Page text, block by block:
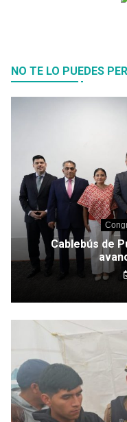
NO TE LO PUEDES
Cablebús de